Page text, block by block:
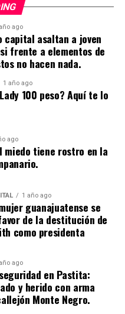
ago
capital asaltan a joven
frente a elementos de
no hacen nada.
1 año ago
100 peso? Aquí te lo
ago
miedo tiene rostro en la
1 año ago
guanajuatense se
de la destitución de
como presidenta
ago
en Pastita:
y herido con arma
Monte Negro.